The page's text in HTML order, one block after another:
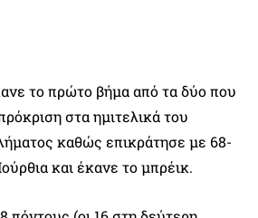
το πρώτο βήμα από τα δύο που
στα ημιτελικά του
καθώς επικράτησε με 68-
και έκανε το μπρέικ.